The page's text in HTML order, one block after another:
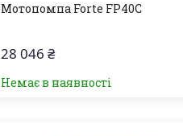
Мотопомпа Forte FP40C
28 046 ₴
Немає в наявності